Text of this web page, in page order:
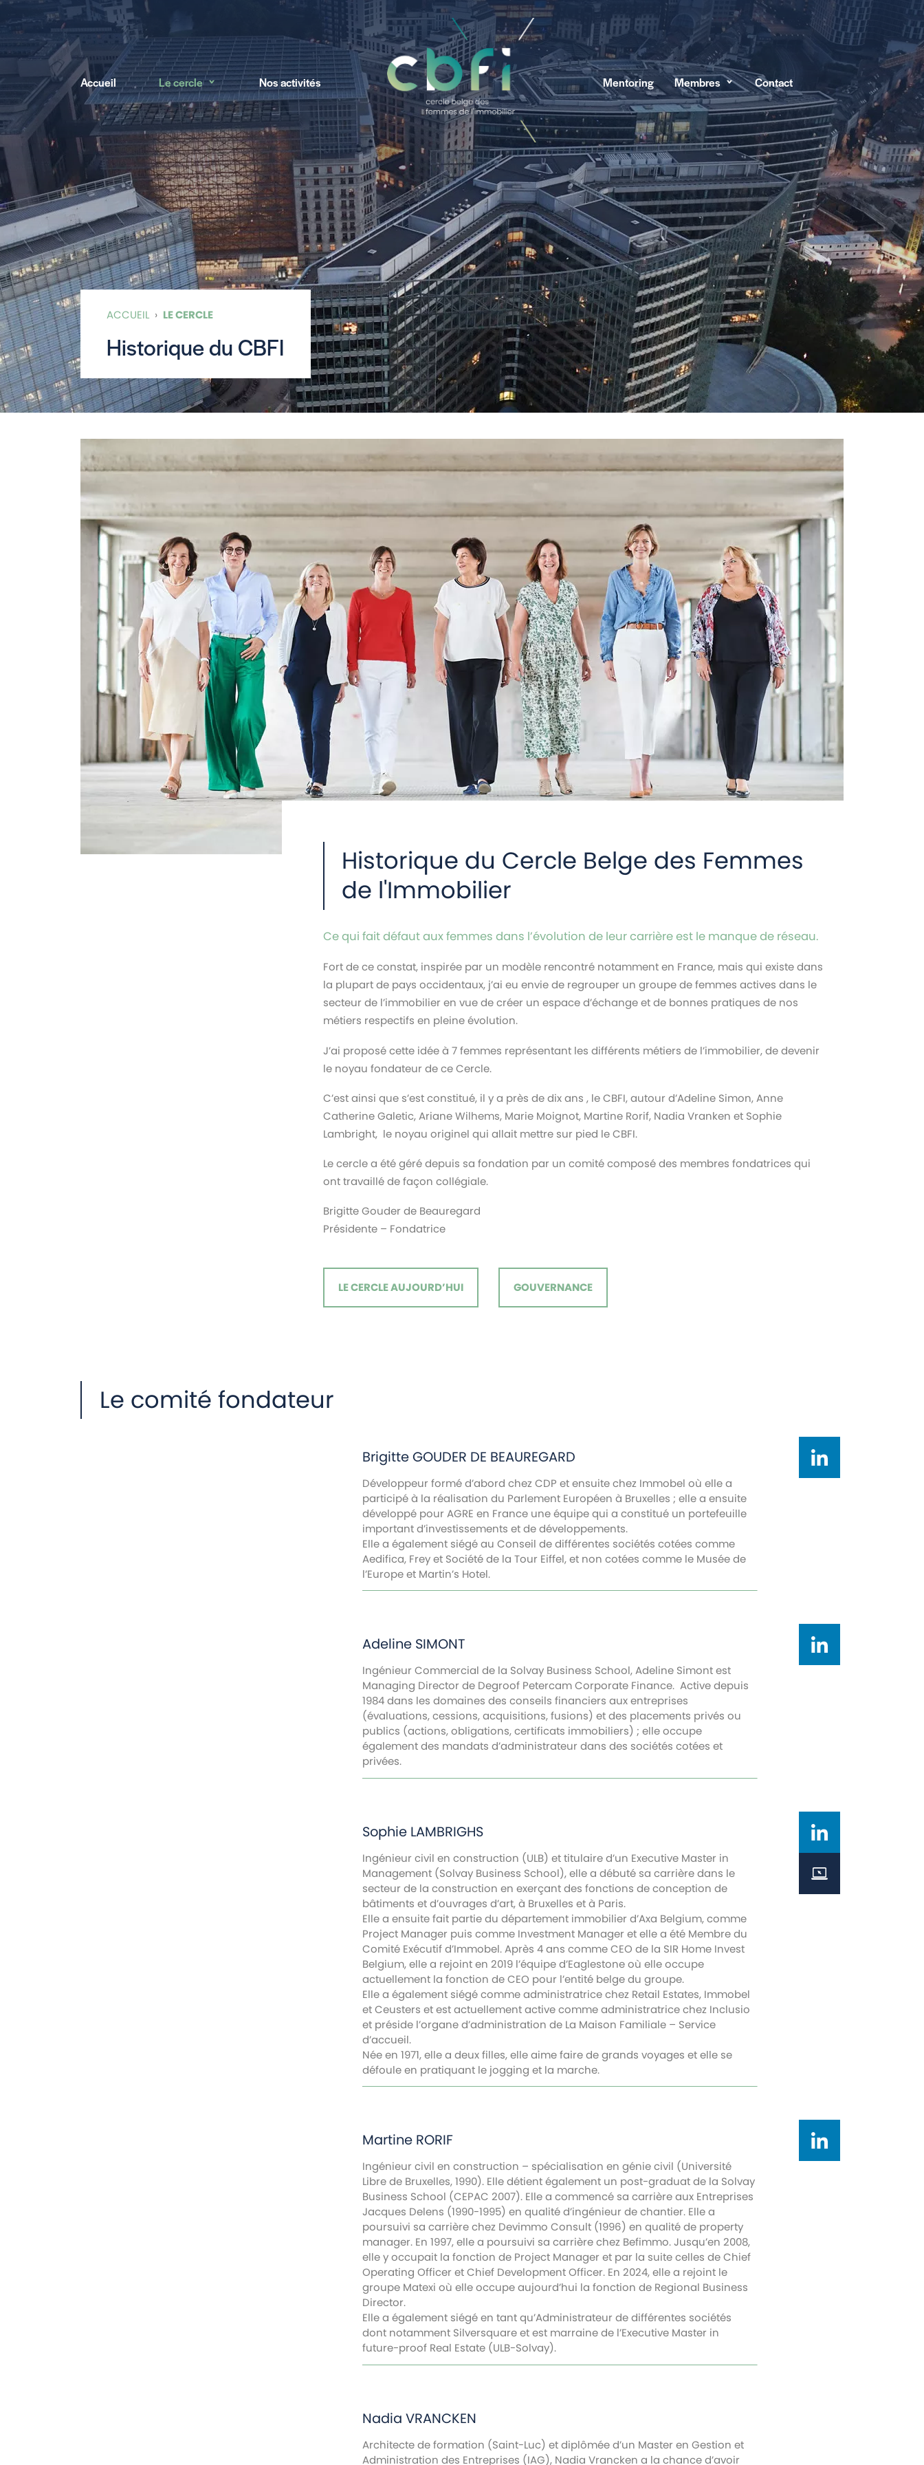
Accueil Le cercle Nos activités Mentoring Membres Contact
ACCUEIL › LE CERCLE
Historique du CBFI
Historique du Cercle Belge des Femmes
de l'Immobilier
Ce qui fait défaut aux femmes dans l’évolution de leur carrière est le manque de réseau.
Fort de ce constat, inspirée par un modèle rencontré notamment en France, mais qui existe dans
la plupart de pays occidentaux, j’ai eu envie de regrouper un groupe de femmes actives dans le
secteur de l’immobilier en vue de créer un espace d’échange et de bonnes pratiques de nos
métiers respectifs en pleine évolution.
J’ai proposé cette idée à 7 femmes représentant les différents métiers de l’immobilier, de devenir
le noyau fondateur de ce Cercle.
C’est ainsi que s’est constitué, il y a près de dix ans , le CBFI, autour d’Adeline Simon, Anne
Catherine Galetic, Ariane Wilhems, Marie Moignot, Martine Rorif, Nadia Vranken et Sophie
Lambright, le noyau originel qui allait mettre sur pied le CBFI.
Le cercle a été géré depuis sa fondation par un comité composé des membres fondatrices qui
ont travaillé de façon collégiale.
Brigitte Gouder de Beauregard
Présidente – Fondatrice
LE CERCLE AUJOURD’HUI GOUVERNANCE
Le comité fondateur
BrigitteGOUDER DE BEAUREGARD
Développeur formé d’abord chez CDP et ensuite chez Immobel où elle a
participé à la réalisation du Parlement Européen à Bruxelles ; elle a ensuite
développé pour AGRE en France une équipe qui a constitué un portefeuille
important d’investissements et de développements.
Elle a également siégé au Conseil de différentes sociétés cotées comme
Aedifica, Frey et Société de la Tour Eiffel, et non cotées comme le Musée de
l’Europe et Martin’s Hotel.
Adeline SIMONT
Ingénieur Commercial de la Solvay Business School, Adeline Simont est
Managing Director de Degroof Petercam Corporate Finance. Active depuis
1984 dans les domaines des conseils financiers aux entreprises
(évaluations, cessions, acquisitions, fusions) et des placements privés ou
publics (actions, obligations, certificats immobiliers) ; elle occupe
également des mandats d’administrateur dans des sociétés cotées et
privées.
Sophie LAMBRIGHS
Ingénieur civil en construction (ULB) et titulaire d’un Executive Master in
Management (Solvay Business School), elle a débuté sa carrière dans le
secteur de la construction en exerçant des fonctions de conception de
bâtiments et d’ouvrages d’art, à Bruxelles et à Paris.
Elle a ensuite fait partie du département immobilier d’Axa Belgium, comme
Project Manager puis comme Investment Manager et elle a été Membre du
Comité Exécutif d’Immobel. Après 4 ans comme CEO de la SIR Home Invest
Belgium, elle a rejoint en 2019 l’équipe d’Eaglestone où elle occupe
actuellement la fonction de CEO pour l’entité belge du groupe.
Elle a également siégé comme administratrice chez Retail Estates, Immobel
et Ceusters et est actuellement active comme administratrice chez Inclusio
et préside l’organe d’administration de La Maison Familiale – Service
d’accueil.
Née en 1971, elle a deux filles, elle aime faire de grands voyages et elle se
défoule en pratiquant le jogging et la marche.
Martine RORIF
Ingénieur civil en construction – spécialisation en génie civil (Université
Libre de Bruxelles, 1990). Elle détient également un post-graduat de la Solvay
Business School (CEPAC 2007). Elle a commencé sa carrière aux Entreprises
Jacques Delens (1990-1995) en qualité d’ingénieur de chantier. Elle a
poursuivi sa carrière chez Devimmo Consult (1996) en qualité de property
manager. En 1997, elle a poursuivi sa carrière chez Befimmo. Jusqu’en 2008,
elle y occupait la fonction de Project Manager et par la suite celles de Chief
Operating Officer et Chief Development Officer. En 2024, elle a rejoint le
groupe Matexi où elle occupe aujourd’hui la fonction de Regional Business
Director.
Elle a également siégé en tant qu’Administrateur de différentes sociétés
dont notamment Silversquare et est marraine de l’Executive Master in
future-proof Real Estate (ULB-Solvay).
Nadia VRANCKEN
Architecte de formation (Saint-Luc) et diplômée d’un Master en Gestion et
Administration des Entreprises (IAG), Nadia Vrancken a la chance d’avoir